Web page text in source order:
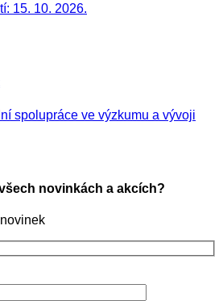
15. 10. 2026.
spolupráce ve výzkumu a vývoji
novinkách a akcích?